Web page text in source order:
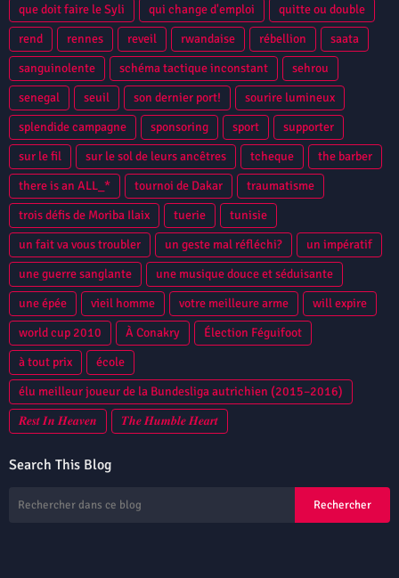
que doit faire le Syli
qui change d'emploi
quitte ou double
rend
rennes reveil rwandaise rébellion
saata
sanguinolente
schéma tactique inconstant
sehrou
senegal
seuil son dernier port!
sourire lumineux
splendide campagne
sponsoring sport
supporter
sur le fil
sur le sol de leurs ancêtres tcheque
the barber
there is an ALL_*
tournoi de Dakar
traumatisme
trois défis de Moriba Ilaix
tuerie
tunisie
un fait va vous troubler
un geste mal réfléchi?
un impératif
une guerre sanglante
une musique douce et séduisante
une épée
vieil homme votre meilleure arme
will expire
world cup 2010
À Conakry
Élection Féguifoot
à tout prix
école
élu meilleur joueur de la Bundesliga autrichien (2015–2016)
𝑹𝒆𝒔𝒕 𝑰𝒏 𝑯𝒆𝒂𝒗𝒆𝒏
𝑻𝒉𝒆 𝑯𝒖𝒎𝒃𝒍𝒆 𝑯𝒆𝒂𝒓𝒕
Search This Blog